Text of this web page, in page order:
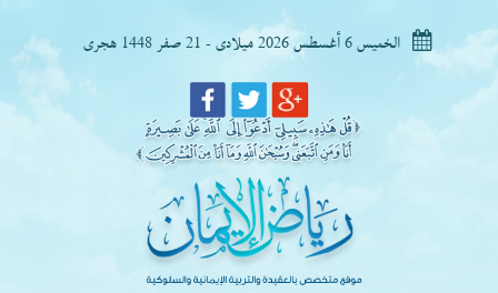
الخميس 6 أغسطس 2026 ميلادى - 21 صفر 1448 هجرى